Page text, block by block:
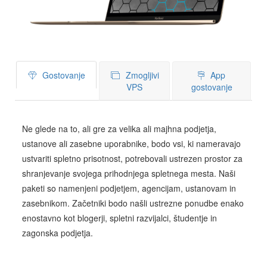
Gostovanje
Zmogljivi
VPS
App
gostovanje
Ne glede na to, ali gre za velika ali majhna podjetja,
ustanove ali zasebne uporabnike, bodo vsi, ki nameravajo
ustvariti spletno prisotnost, potrebovali ustrezen prostor za
shranjevanje svojega prihodnjega spletnega mesta. Naši
paketi so namenjeni podjetjem, agencijam, ustanovam in
zasebnikom. Začetniki bodo našli ustrezne ponudbe enako
enostavno kot blogerji, spletni razvijalci, študentje in
zagonska podjetja.